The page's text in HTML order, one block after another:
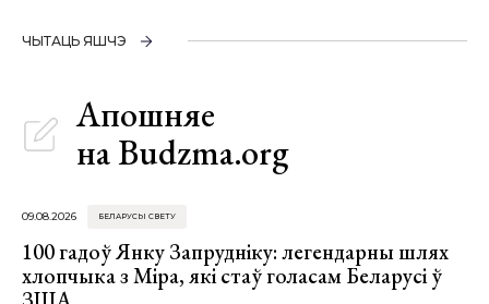
ЧЫТАЦЬ ЯШЧЭ
Апошняе
на Budzma.org
09.08.2026 БЕЛАРУСЫ СВЕТУ
100 гадоў Янку Запрудніку: легендарны шлях
хлопчыка з Міра, які стаў голасам Беларусі ў